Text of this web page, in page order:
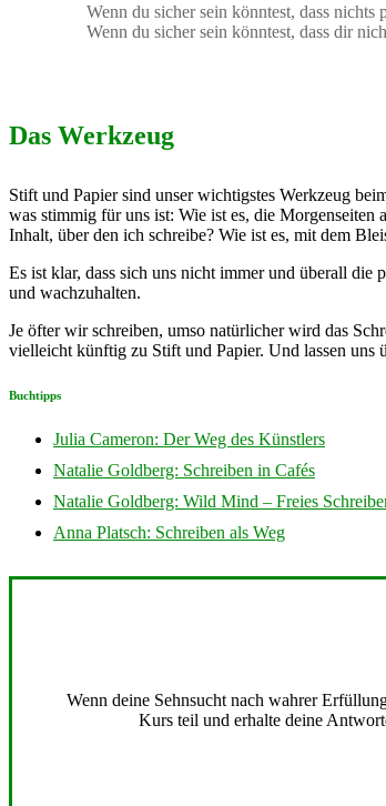
Wenn du sicher sein könntest, dass nichts
Wenn du sicher sein könntest, dass dir
Das Werkzeug
Stift und Papier sind unser wichtigstes Werkzeug
was stimmig für uns ist: Wie ist es, die Morgenseiten
Inhalt, über den ich schreibe? Wie ist es, mit dem
Es ist klar, dass sich uns nicht immer und überall die
und wachzuhalten.
Je öfter wir schreiben, umso natürlicher wird das
vielleicht künftig zu Stift und Papier. Und lassen uns
Buchtipps
Julia Cameron: Der Weg des Künstlers
Natalie Goldberg: Schreiben in Cafés
Natalie Goldberg: Wild Mind – Freies
Anna Platsch: Schreiben als Weg
Wenn deine Sehnsucht nach wahrer
Kurs teil und erhalte deine